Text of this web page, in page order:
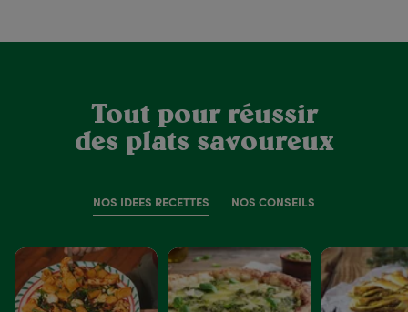
Tout pour réussir
des plats savoureux
NOS IDÉES RECETTES NOS CONSEILS